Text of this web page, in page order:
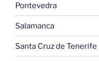
Pontevedra
Salamanca
Santa Cruz de Tenerife